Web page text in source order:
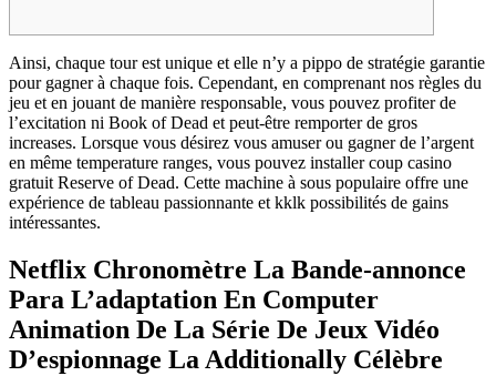
Ainsi, chaque tour est unique et elle n’y a pippo de stratégie garantie
pour gagner à chaque fois. Cependant, en comprenant nos règles du
jeu et en jouant de manière responsable, vous pouvez profiter de
l’excitation ni Book of Dead et peut-être remporter de gros
increases. Lorsque vous désirez vous amuser ou gagner de l’argent
en même temperature ranges, vous pouvez installer coup casino
gratuit Reserve of Dead. Cette machine à sous populaire offre une
expérience de tableau passionnante et kklk possibilités de gains
intéressantes.
Netflix Chronomètre La Bande-annonce
Para L’adaptation En Computer
Animation De La Série De Jeux Vidéo
D’espionnage La Additionally Célèbre